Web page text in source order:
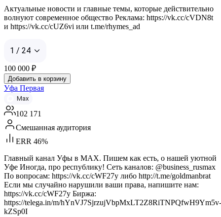
Актуальные новости и главные темы, которые действительно
волнуют современное общество Реклама: https://vk.cc/cVDN8t
и https://vk.cc/cUZ6vi или t.me/rhymes_ad
1 / 24
100 000 ₽
Добавить в корзину
Уфа Первая
Max
102 171
Смешанная аудитория
ERR 46%
Главный канал Уфы в MAX. Пишем как есть, о нашей уютной
Уфе Иногда, про республику! Сеть каналов: @business_rusmax
По вопросам: https://vk.cc/cWF27y либо http://t.me/goldmanbrat
Если мы случайно нарушили ваши права, напишите нам:
https://vk.cc/cWF27y Биржа:
https://telega.in/m/hYnVJ7SjrzujVbpMxLT2Z8RiTNPQfwH9Ym5v-
kZSp0I